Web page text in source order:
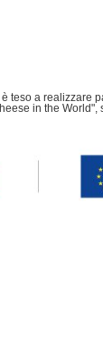
è teso a
in the